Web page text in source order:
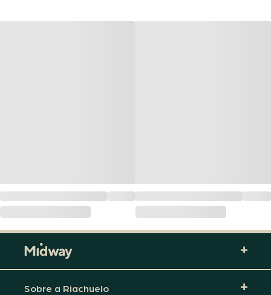
Sobre a Riachuelo